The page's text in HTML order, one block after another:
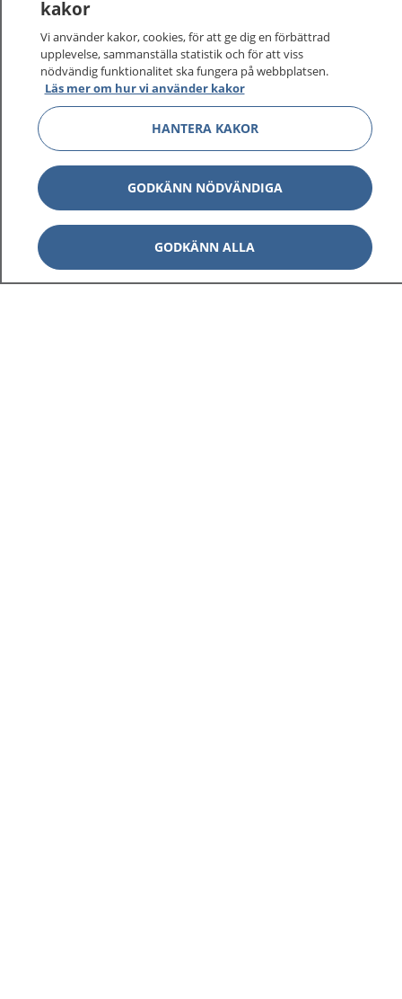
kakor
Vi använder kakor, cookies, för att ge dig en förbättrad
upplevelse, sammanställa statistik och för att viss
nödvändig funktionalitet ska fungera på webbplatsen.
Läs mer om hur vi använder kakor
HANTERA KAKOR
GODKÄNN NÖDVÄNDIGA
GODKÄNN ALLA